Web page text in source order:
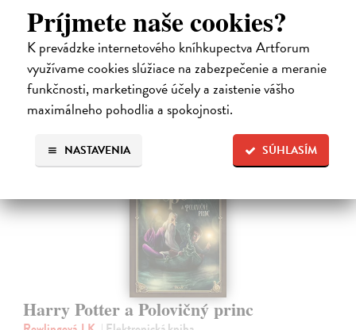
Príjmete naše cookies?
K prevádzke internetového kníhkupectva Artforum
využívame cookies slúžiace na zabezpečenie a meranie
funkčnosti, marketingové účely a zaistenie vášho
maximálneho pohodlia a spokojnosti.
SÚHLASÍM
NASTAVENIA
8,10 €
Harry Potter a Polovičný princ